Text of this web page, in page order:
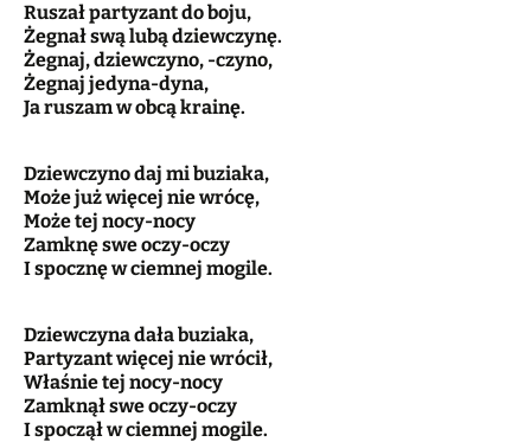
Ruszał partyzant do boju,
Żegnał swą lubą dziewczynę.
Żegnaj, dziewczyno, -czyno,
Żegnaj jedyna-dyna,
Ja ruszam w obcą krainę.
Dziewczyno daj mi buziaka,
Może już więcej nie wrócę,
Może tej nocy-nocy
Zamknę swe oczy-oczy
I spocznę w ciemnej mogile.
Dziewczyna dała buziaka,
Partyzant więcej nie wrócił,
Właśnie tej nocy-nocy
Zamknął swe oczy-oczy
I spoczął w ciemnej mogile.